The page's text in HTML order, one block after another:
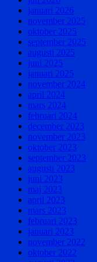
januari 2026
november 2025
oktober 2025
september 2025
augusti 2025
juni 2025
januari 2025
november 2024
april 2024
mars 2024
februari 2024
december 2023
november 2023
oktober 2023
september 2023
augusti 2023
juni 2023
maj 2023
april 2023
mars 2023
februari 2023
januari 2023
november 2022
oktober 2022